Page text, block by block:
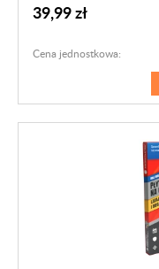
39,99 zł
Cena jednostkowa: